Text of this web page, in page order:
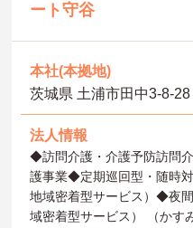
ート守谷
本社(本拠地)
茨城県 土浦市田中3-8-28
法人情報
◆訪問介護・介護予防訪問
護事業◆定期巡回型・随時
地域密着型サービス）◆夜
域密着型サービス） （かす